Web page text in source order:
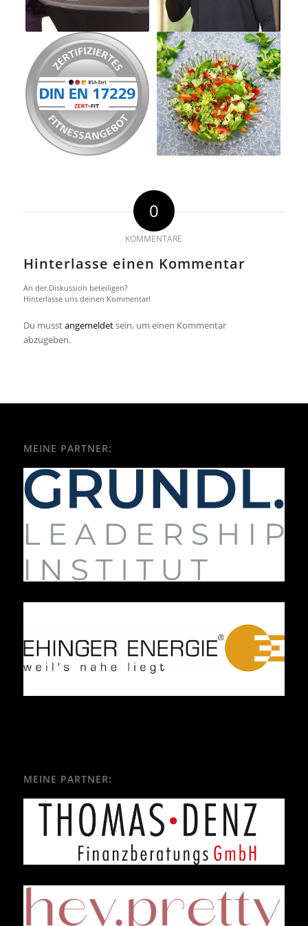
0
KOMMENTARE
Hinterlasse einen Kommentar
An der Diskussion beteiligen?
Hinterlasse uns deinen Kommentar!
Du musstangemeldetsein, um einen Kommentar
abzugeben.
MEINE PARTNER:
MEINE PARTNER: